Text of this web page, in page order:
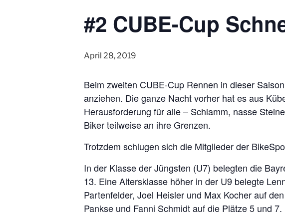
#2 CUBE-Cup
April 28, 2019
Beim zweiten CUBE-Cup Rennen in dieser
anziehen. Die ganze Nacht vorher hat es aus
Herausforderung für alle – Schlamm, nasse
Biker teilweise an ihre Grenzen.
Trotzdem schlugen sich die Mitglieder der
In der Klasse der Jüngsten (U7) belegten die
13. Eine Altersklasse höher in der U9 belegte
Partenfelder, Joel Heisler und Max Kocher auf
Pankse und Fanni Schmidt auf die Plätze 5 und 7.